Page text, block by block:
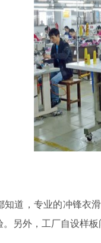
，专业的冲锋衣滑
另外，工厂自设样